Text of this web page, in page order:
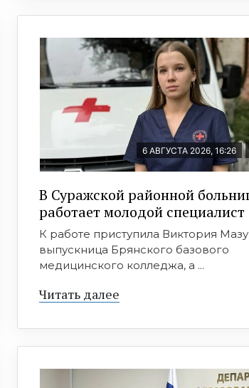
6 АВГУСТА 2026, 16:26
В Суражской районной
работает молодой специалист
К работе приступила Виктория
выпускница Брянского базового
медицинского колледжа, а ...
Читать далее